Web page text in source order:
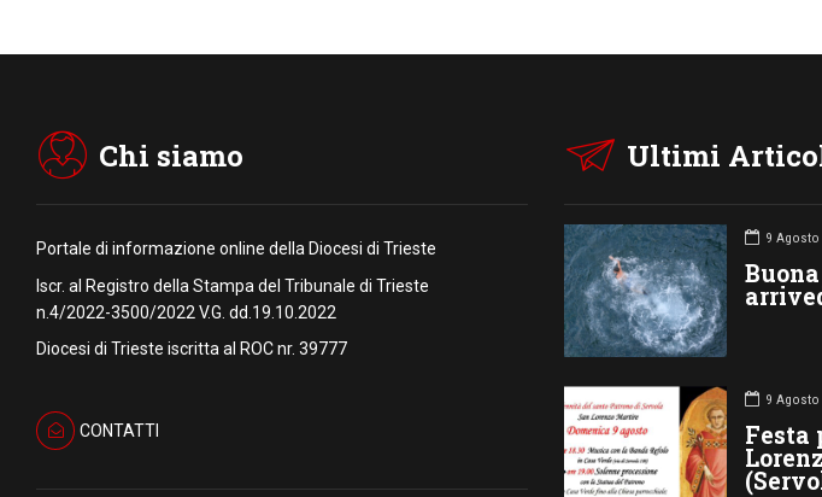
Chi siamo
Portale di informazione online della Diocesi di Trieste
Iscr. al Registro della Stampa del Tribunale di Trieste
n.4/2022-3500/2022 V.G. dd.19.10.2022
Diocesi di Trieste iscritta al ROC nr. 39777
CONTATTI
Ultimi
9 Agosto
9 Agosto
Festa